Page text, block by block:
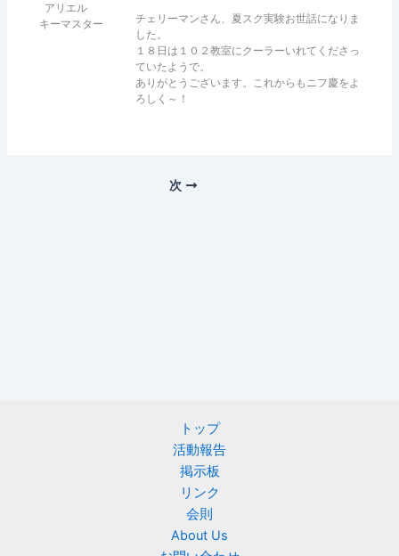
アリエル
キーマスター
チェリーマンさん、夏スク実験お世話になりま
した。
１８日は１０２教室にクーラーいれてくださっ
ていたようで。
ありがとうございます。これからもニフ慶をよ
ろしく～！
次
トップ
活動報告
掲示板
リンク
会則
About Us